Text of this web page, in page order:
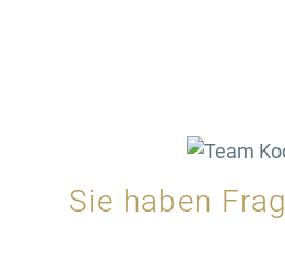
Sie haben